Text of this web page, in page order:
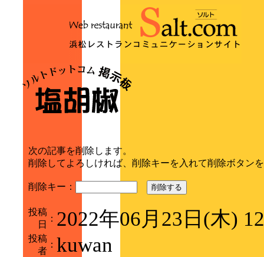
次の記事を削除します。
削除してよろしければ、削除キーを入れて削除ボタン
削除キー： 削除する
投稿
日
： 2022年06月23日(木)
投稿
者
： kuwan